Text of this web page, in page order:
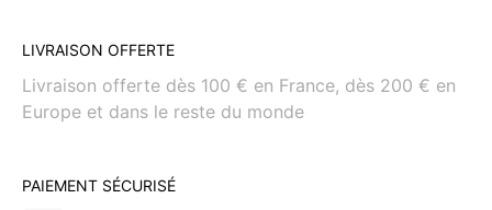
LIVRAISON OFFERTE
Livraison offerte dès 100 € en France, dès 200 € en
Europe et dans le reste du monde
PAIEMENT SÉCURISÉ